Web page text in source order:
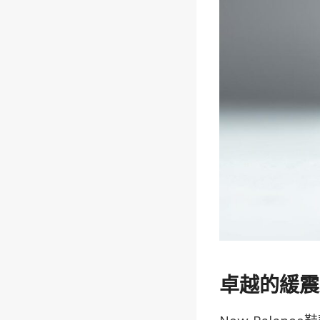
卓越的緩